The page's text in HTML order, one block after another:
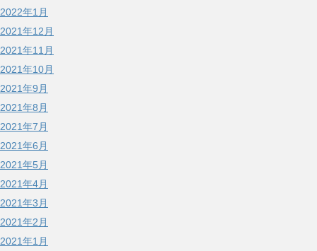
2022年1月
2021年12月
2021年11月
2021年10月
2021年9月
2021年8月
2021年7月
2021年6月
2021年5月
2021年4月
2021年3月
2021年2月
2021年1月